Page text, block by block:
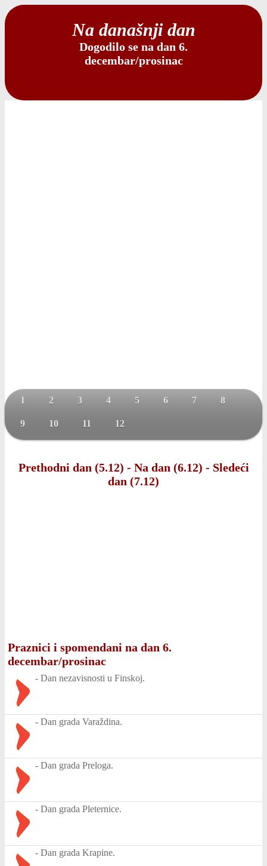
Na današnji dan
Dogodilo se na dan 6.
decembar/prosinac
1 2 3 4 5 6 7 8
9 10 11 12
Prethodni dan (5.12) - Na dan (6.12) - Sledeći
dan (7.12)
Praznici i spomendani na dan 6.
decembar/prosinac
- Dan nezavisnosti u Finskoj.
- Dan grada Varaždina.
- Dan grada Preloga.
- Dan grada Pleternice.
- Dan grada Krapine.